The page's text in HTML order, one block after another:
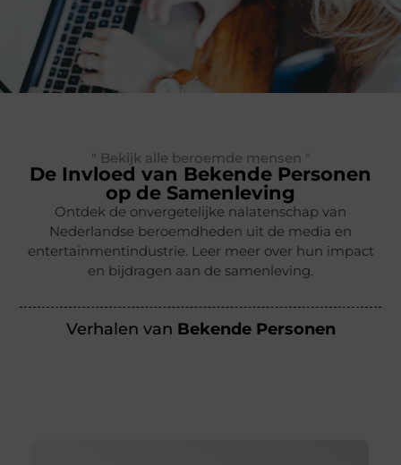
" Bekijk alle beroemde mensen "
De Invloed van Bekende Personen
op de Samenleving
Ontdek de onvergetelijke nalatenschap van
Nederlandse beroemdheden uit de media en
entertainmentindustrie. Leer meer over hun impact
en bijdragen aan de samenleving.
Verhalen van Bekende Personen